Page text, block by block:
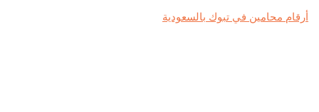
أرقام محامين في تبوك بالسعودية